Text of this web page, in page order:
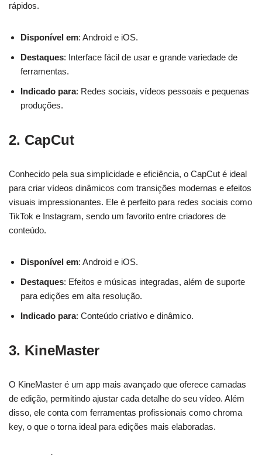
rápidos.
Disponível em: Android e iOS.
Destaques: Interface fácil de usar e grande variedade de
ferramentas.
Indicado para: Redes sociais, vídeos pessoais e pequenas
produções.
2. CapCut
Conhecido pela sua simplicidade e eficiência, o CapCut é ideal
para criar vídeos dinâmicos com transições modernas e efeitos
visuais impressionantes. Ele é perfeito para redes sociais como
TikTok e Instagram, sendo um favorito entre criadores de
conteúdo.
Disponível em: Android e iOS.
Destaques: Efeitos e músicas integradas, além de suporte
para edições em alta resolução.
Indicado para: Conteúdo criativo e dinâmico.
3. KineMaster
O KineMaster é um app mais avançado que oferece camadas
de edição, permitindo ajustar cada detalhe do seu vídeo. Além
disso, ele conta com ferramentas profissionais como chroma
key, o que o torna ideal para edições mais elaboradas.